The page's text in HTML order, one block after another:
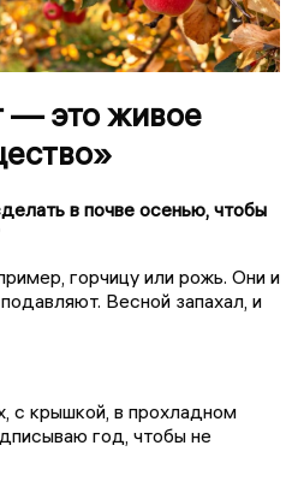
— это живое
в почве осенью, чтобы
горчицу или рожь. Они и
Весной запахал, и
с крышкой, в прохладном
год, чтобы не